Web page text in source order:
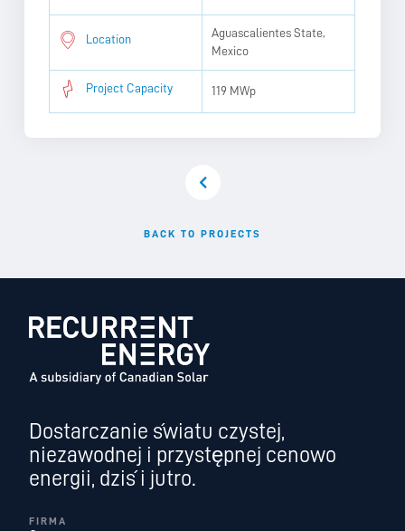
Location
Aguascalientes State,
Mexico
Project Capacity 119 MWp
BACK TO PROJECTS
Dostarczanie światu czystej,
niezawodnej i przystępnej cenowo
energii, dziś i jutro.
FIRMA